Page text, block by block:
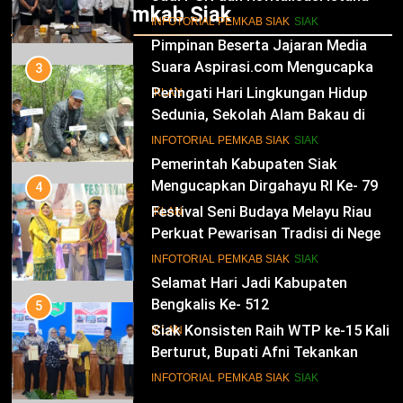
12
Pimpinan Beserta Jajaran Media
Suara Aspirasi.com Mengucapkan
Selamat HUT RI Ke-79
IKLAN
13
Pemerintah Kabupaten Siak
Mengucapkan Dirgahayu RI Ke- 79
IKLAN
14
Selamat Hari Jadi Kabupaten
Bengkalis Ke- 512
IKLAN
15
Infotorial Pemkab Siak
Kesultanan Siak
INFOTORIAL PEMKAB SIAK SIAK
3
Peringati Hari Lingkungan Hidup
Sedunia, Sekolah Alam Bakau di
Siak Cetak Generasi Penjaga
Pesisir
INFOTORIAL PEMKAB SIAK SIAK
4
Festival Seni Budaya Melayu Riau
Perkuat Pewarisan Tradisi di Negeri
Istana
INFOTORIAL PEMKAB SIAK SIAK
5
Siak Konsisten Raih WTP ke-15 Kali
Berturut, Bupati Afni Tekankan
Penguatan Tata Kelola Keuangan
INFOTORIAL PEMKAB SIAK SIAK